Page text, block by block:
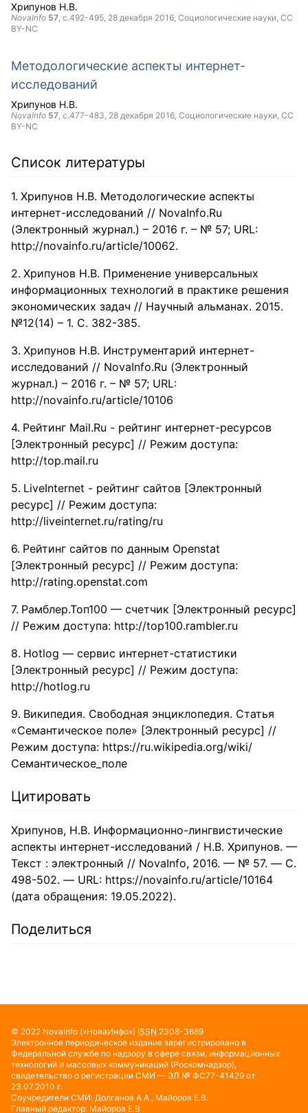
Хрипунов Н.В.
NovaInfo 57, с.492-495, 28 декабря 2016, Социологические науки, CC
BY-NC
Методологические аспекты интернет-
исследований
Хрипунов Н.В.
NovaInfo 57, с.477-483, 28 декабря 2016, Социологические науки, CC
BY-NC
Список литературы
Хрипунов Н.В. Методологические аспекты
интернет-исследований // NovaInfo.Ru
(Электронный журнал.) – 2016 г. – № 57; URL:
http://novainfo.ru/article/10062.
Хрипунов Н.В. Применение универсальных
информационных технологий в практике решения
экономических задач // Научный альманах. 2015.
№12(14) – 1. С. 382-385.
Хрипунов Н.В. Инструментарий интернет-
исследований // NovaInfo.Ru (Электронный
журнал.) – 2016 г. – № 57; URL:
http://novainfo.ru/article/10106
Рейтинг Mail.Ru - рейтинг интернет-ресурсов
[Электронный ресурс] // Режим доступа:
http://top.mail.ru
LiveInternet - рейтинг сайтов [Электронный
ресурс] // Режим доступа:
http://liveinternet.ru/rating/ru
Рейтинг сайтов по данным Openstat
[Электронный ресурс] // Режим доступа:
http://rating.openstat.com
Рамблер.Топ100 — счетчик [Электронный ресурс]
// Режим доступа: http://top100.rambler.ru
Hotlog — сервис интернет-статистики
[Электронный ресурс] // Режим доступа:
http://hotlog.ru
Википедия. Свободная энциклопедия. Статья
«Семантическое поле» [Электронный ресурс] //
Режим доступа: https://ru.wikipedia.org/wiki/
Семантическое_поле
Цитировать
Хрипунов, Н.В. Информационно-лингвистические
аспекты интернет-исследований / Н.В. Хрипунов. —
Текст : электронный // NovaInfo, 2016. — № 57. — С.
498-502. — URL: https://novainfo.ru/article/10164
(дата обращения: 19.05.2022).
Поделиться
© 2022 NovaInfo («НоваИнфо») ISSN 2308-3689
Электронное периодическое издание зарегистрировано в
Федеральной службе по надзору в сфере связи, информационных
технологий и массовых коммуникаций (Роскомнадзор),
свидетельство о регистрации СМИ — ЭЛ № ФС77-41429 от
23.07.2010 г.
Соучредители СМИ: Долганов А.А., Майоров Е.В.
Главный редактор: Майоров Е.В